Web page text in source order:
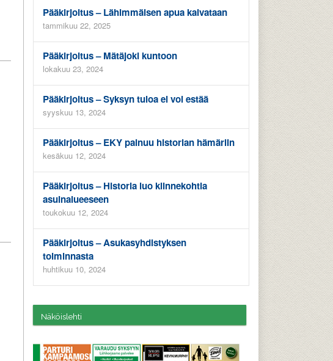
Pääkirjoitus – Lähimmäisen apua kaivataan
tammikuu 22, 2025
Pääkirjoitus – Mätäjoki kuntoon
lokakuu 23, 2024
Pääkirjoitus – Syksyn tuloa ei voi estää
syyskuu 13, 2024
Pääkirjoitus – EKY painuu historian hämäriin
kesäkuu 12, 2024
Pääkirjoitus – Historia luo kiinnekohtia
asuinalueeseen
toukokuu 12, 2024
Pääkirjoitus – Asukasyhdistyksen
toiminnasta
huhtikuu 10, 2024
Näköislehti